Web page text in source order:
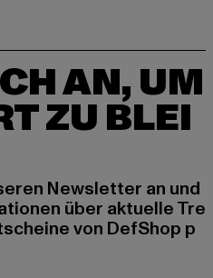
AN, UM
ZU BLEI
Newsletter an und
über aktuelle Tre
von DefShop p